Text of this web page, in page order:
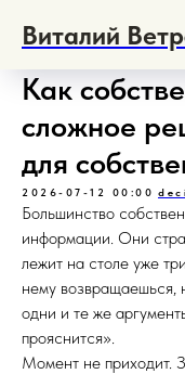
Виталий
Как
сложное
для
2026-07-12 00:00
Большинство
информации. Они
лежит на столе уже
нему возвращаешься,
одни и те же
прояснится».
Момент не приходит.